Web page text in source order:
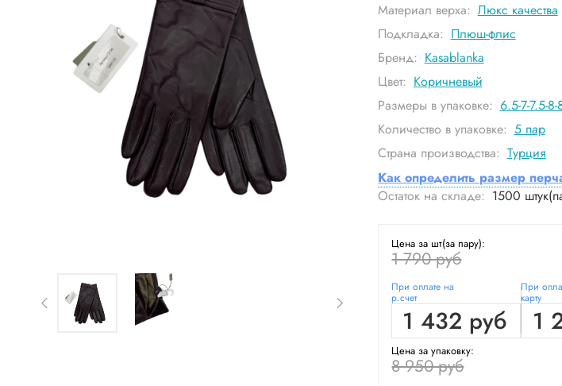
Материал верха: Люкс качества
Подкладка: Плюш-флис
Бренд: Kasablanka
Цвет: Коричневый
Размеры в упаковке: 6.5-7-7.5-
Количество в упаковке: 5 пар
Страна производства: Турция
Как определить размер
Остаток на складе: 1500
Цена за шт(за пару):
1 790 руб
При оплате на
р.счет
1 432 руб
При
карту
1
Цена за упаковку:
8 950 руб